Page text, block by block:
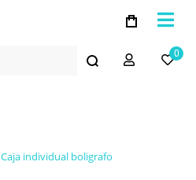
0
Caja individual boligrafo